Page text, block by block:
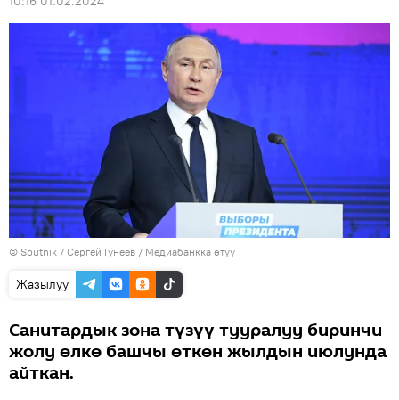
© Sputnik / Сергей Гунеев / Медиабанкка өтүү
Жазылуу
Санитардык зона түзүү тууралуу биринчи
жолу өлкө башчы өткөн жылдын июлунда
айткан.